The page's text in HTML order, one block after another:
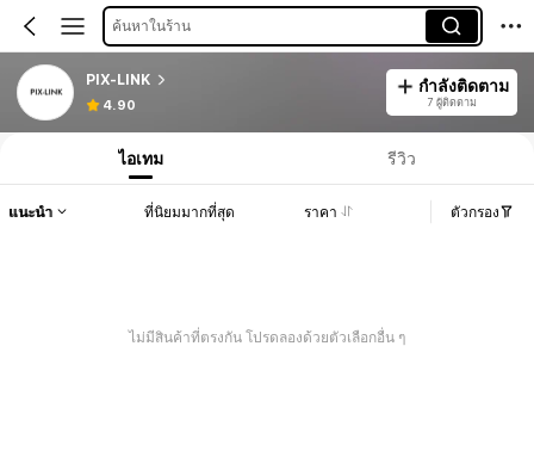
ค้นหาในร้าน
PIX-LINK
4.90
กำลังติดตาม
7 ผู้ติดตาม
ไอเทม รีวิว
แนะนำ ที่นิยมมากที่สุด ราคา ตัวกรอง
ไม่มีสินค้าที่ตรงกัน โปรดลองด้วยตัวเลือกอื่น ๆ